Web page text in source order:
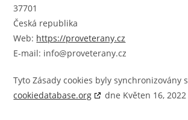
37701
Česká republika
Web: https://proveterany.cz
E-mail: info@proveterany.cz
Tyto Zásady cookies byly synchronizovány s
cookiedatabase.org
dne Květen 16, 2022